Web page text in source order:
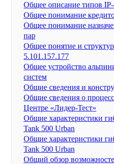
Общее описание типов IP-
Общее понимание
Общее понимание
пар
Общее понятие и
5.101.157.177
Общее устройство
систем
Общие сведения и
Общие сведения о
Центре «Лидер-Тест»
Общие характеристики
Tank 500 Urban
Общие характеристики
Tank 500 Urban
Общий обзор